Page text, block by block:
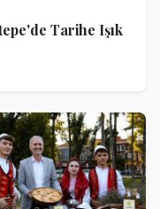
Tarihe Işık